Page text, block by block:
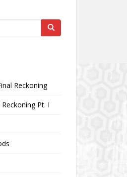
Reckoning
Pt. I